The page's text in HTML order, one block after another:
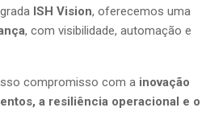
ISH Vision, oferecemos uma
, com visibilidade, automação e
compromisso com a inovação
a resiliência operacional e o